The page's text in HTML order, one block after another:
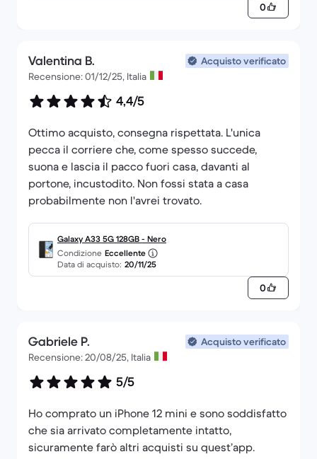
0
Valentina B.
Acquisto verificato
Recensione: 01/12/25, Italia
4,4/5
Ottimo acquisto, consegna rispettata. L'unica
pecca il corriere che, come spesso succede,
suona e lascia il pacco fuori casa, davanti al
portone, incustodito. Non fossi stata a casa
probabilmente non l'avrei trovato.
Galaxy A33 5G 128GB - Nero
Condizione Eccellente
Data di acquisto: 20/11/25
0
Gabriele P.
Acquisto verificato
Recensione: 20/08/25, Italia
5/5
Ho comprato un iPhone 12 mini e sono soddisfatto
che sia arrivato completamente intatto,